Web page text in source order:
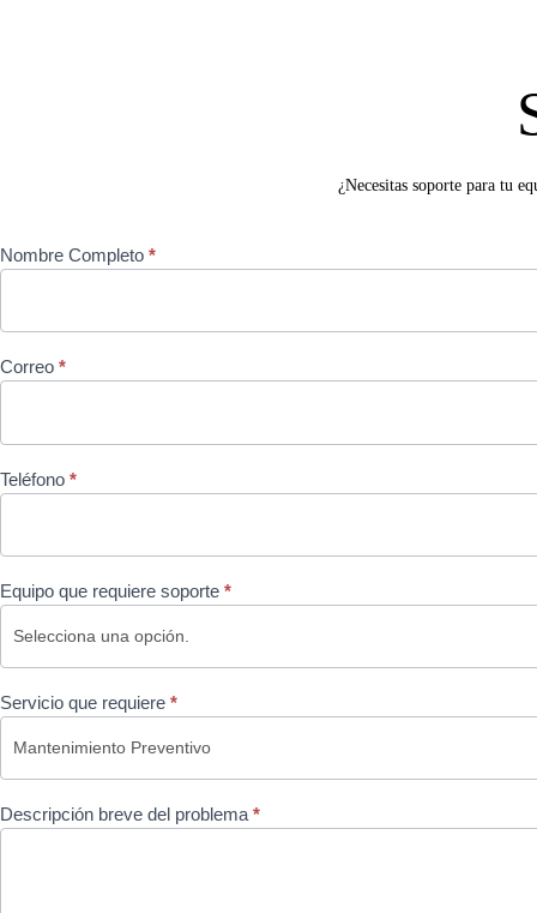
¿Necesitas soporte para tu
Técnico
Nombre Completo *
Correo *
Teléfono *
Equipo que requiere soporte *
Servicio que requiere *
Descripción breve del problema *